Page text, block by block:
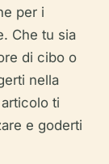
per i
Che tu sia
di cibo o
nella
ti
e goderti